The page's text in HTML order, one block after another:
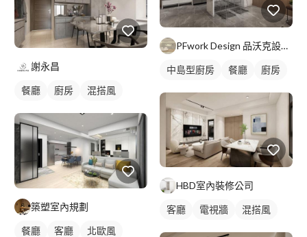
謝永昌
餐廳 廚房 混搭風
築塑室內規劃
餐廳 客廳 北歐風
PFwork Design 品沃克設計 l 工程 安信建築經理屢約保證
中島型廚房 餐廳 廚房
HBD室內裝修公司
客廳 電視牆 混搭風